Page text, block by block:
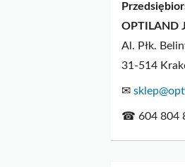
OPTILAND
Al. Płk.
31-514
✉
☎ 604 804